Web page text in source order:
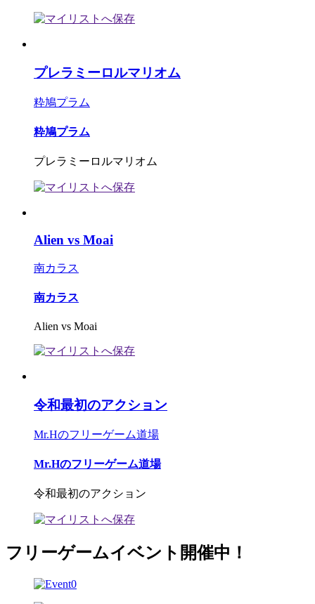
プレラミーロルマリオム
粋鳩プラム
粋鳩プラム
プレラミーロルマリオム
Alien vs Moai
南カラス
南カラス
Alien vs Moai
令和最初のアクション
Mr.Hのフリーゲーム道場
Mr.Hのフリーゲーム道場
令和最初のアクション
フリーゲームイベント開催中！